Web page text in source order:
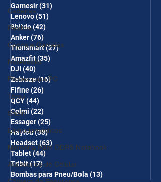
Cadeiras
Realme
Copos e Garrafas
Notebooks
Fontes para PC
Temu
Shein
Eletrodomésticos
Memória Ram DDR5 Notebook
Acessórios de Celular
Gamesir(31)
Lenovo(51)
8bitdo(42)
Anker(76)
Tronsmart(27)27 posts
Amazfit(35)
DJI (40)
Zeblaze(16)16 posts
Fifine(26)
QCY(44)
Colmi (22)
Essager(25)
Haylou(38)38 posts
Headset(63)
Tablet(44)
Tribit(17) 17 posts
Bombas para Pneu/Bola (13)